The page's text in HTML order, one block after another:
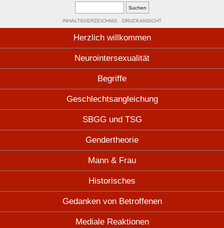
INHALTSVERZEICHNIS DRUCKANSICHT
Herzlich willkommen
Neurointersexualität
Begriffe
Geschlechtsangleichung
SBGG und TSG
Gendertheorie
Mann & Frau
Historisches
Gedanken von Betroffenen
Mediale Reaktionen